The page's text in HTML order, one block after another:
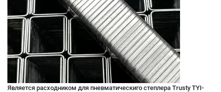
Является расходником для пневматическиго степлера Trusty TYI-